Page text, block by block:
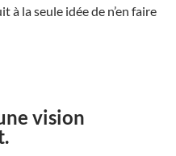
à la seule idée de n’en faire
vision